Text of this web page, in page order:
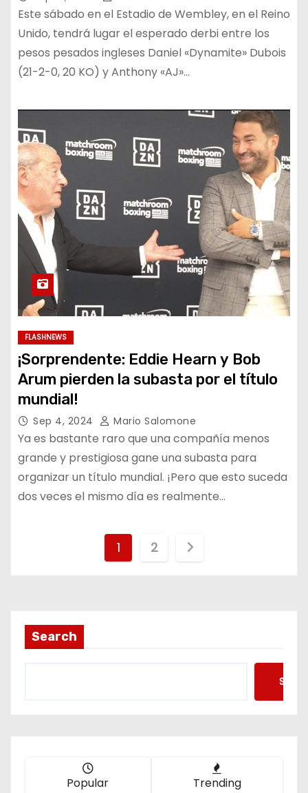
Este sábado en el Estadio de Wembley, en el Reino
Unido, tendrá lugar el esperado derbi entre los
pesos pesados ingleses Daniel «Dynamite» Dubois
(21-2-0, 20 KO) y Anthony «AJ»…
FLASHNEWS
¡Sorprendente: Eddie Hearn y Bob
Arum pierden la subasta por el título
mundial!
Sep 4, 2024 Mario Salomone
Ya es bastante raro que una compañía menos
grande y prestigiosa gane una subasta para
organizar un título mundial. ¡Pero que esto suceda
dos veces el mismo día es realmente…
ó
1 2
Search
Popular Trending